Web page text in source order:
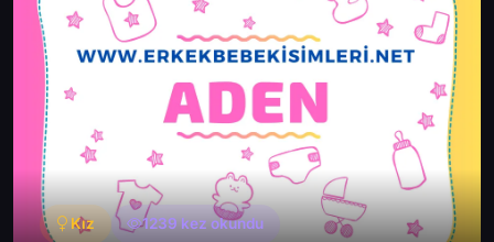
Kız 1239 kez okundu